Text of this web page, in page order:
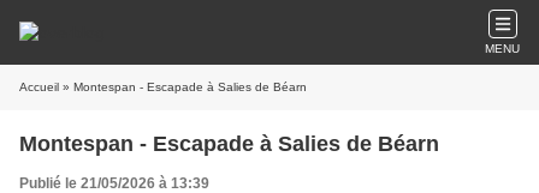
MENU
Accueil » Montespan - Escapade à Salies de Béarn
Montespan - Escapade à Salies de Béarn
Publié le 21/05/2026 à 13:39